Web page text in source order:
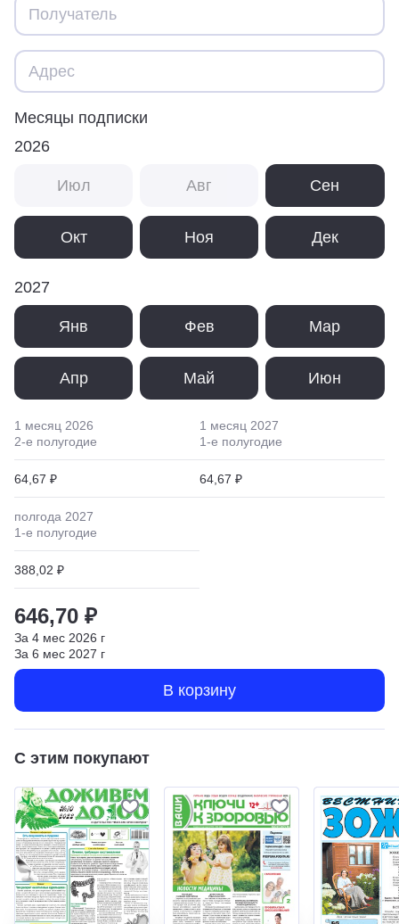
Месяцы подписки
2026
Июл Авг Сен
Окт Ноя Дек
2027
Янв Фев Мар
Апр Май Июн
1 месяц 2026
2-е полугодие
64,67 ₽
1 месяц 2027
1-е полугодие
64,67 ₽
полгода 2027
1-е полугодие
388,02 ₽
646,70 ₽
За 4 мес 2026 г
За 6 мес 2027 г
В корзину
С этим покупают